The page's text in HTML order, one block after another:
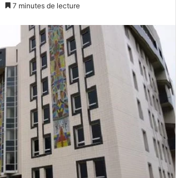
7 minutes de lecture